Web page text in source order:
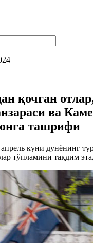
қочган
ва
ташрифи
куни дунёнинг
тўпламини тақдим